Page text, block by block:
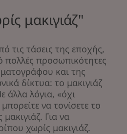
μακιγιάζ"
τις τάσεις της εποχής,
πολλές προσωπικότητες
και της
δίκτυα: το μακιγιάζ
άλλα λόγια, «όχι
μπορείτε να τονίσετε το
Για να
χωρίς μακιγιάζ.